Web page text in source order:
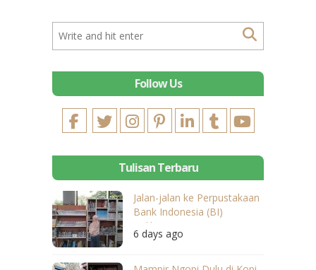
Follow Us
Tulisan Terbaru
Jalan-jalan ke Perpustakaan
Bank Indonesia (BI)
Balikpapan
6 days ago